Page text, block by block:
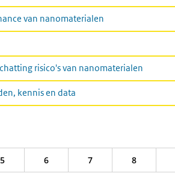
van nanomaterialen
risico's van nanomaterialen
kennis en data
5 6 7 8